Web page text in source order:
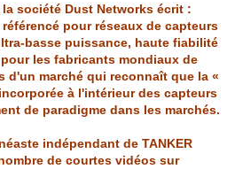
société Dust Networks écrit :
pour réseaux de capteurs
basse puissance, haute fiabilité
les fabricants mondiaux de
d'un marché qui reconnaît que la «
à l'intérieur des capteurs
de paradigme dans les marchés.
indépendant de TANKER
de courtes vidéos sur